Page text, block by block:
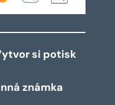
si potisk
známka